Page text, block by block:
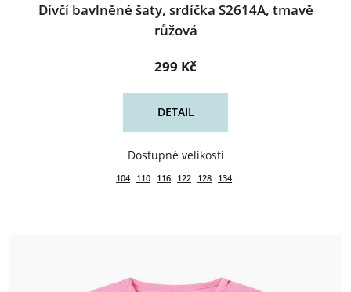
Dívčí bavlněné šaty, srdíčka S2614A, tmavě
růžová
299 Kč
DETAIL
104 110 116 122 128 134